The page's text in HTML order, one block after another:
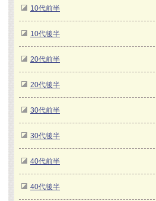
10代前半
10代後半
20代前半
20代後半
30代前半
30代後半
40代前半
40代後半